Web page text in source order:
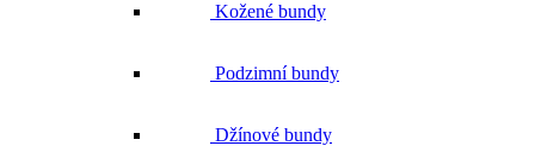
Kožené bundy
Podzimní bundy
Džínové bundy